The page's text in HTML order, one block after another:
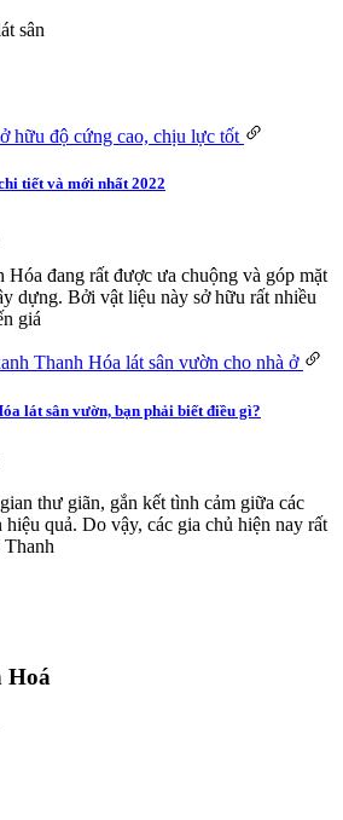
sân
tiết và mới nhất 2022
Hóa đang rất được ưa chuộng và góp mặt
dựng. Bởi vật liệu này sở hữu rất nhiều
giá
lát sân vườn, bạn phải biết điều gì?
thư giãn, gắn kết tình cảm giữa các
quả. Do vậy, các gia chủ hiện nay rất
Thanh
Hoá